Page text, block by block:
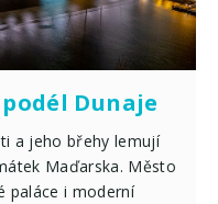
Dunaje
a jeho břehy lemují
Maďarska. Město
paláce i moderní